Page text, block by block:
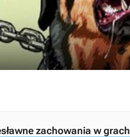
zachowania w grach